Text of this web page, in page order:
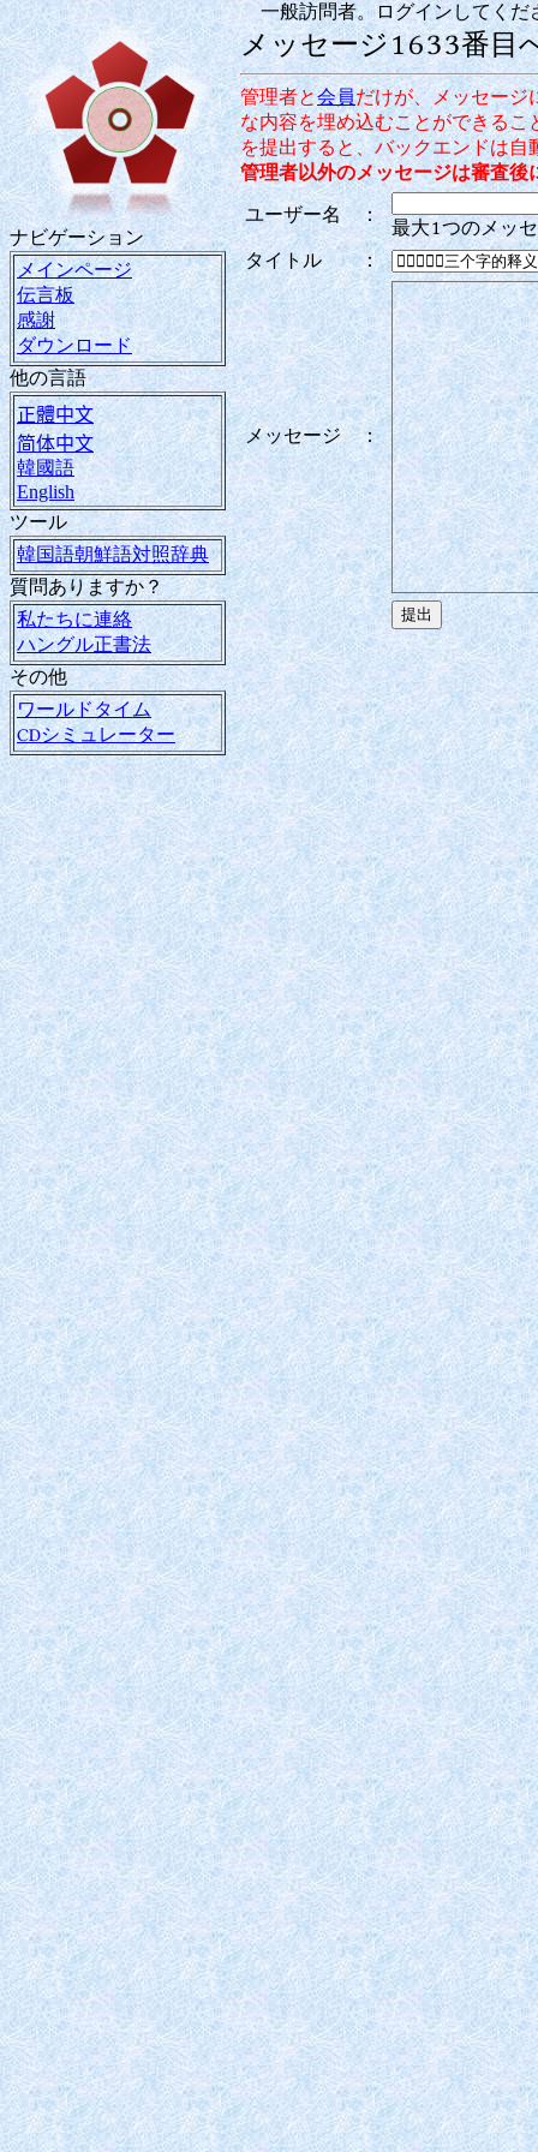
ナビゲーション
メインページ
伝言板
感謝
ダウンロード
他の言語
正體中文
简体中文
韓國語
English
ツール
韓国語朝鮮語対照辞典
質問ありますか？
私たちに連絡
ハングル正書法
その他
ワールドタイム
CDシミュレーター
一般訪問者。ログインしてく
メッセージ1633番目
管理者と会員だけが、メッセージ
な内容を埋め込むことができる
を提出すると、バックエンドは
管理者以外のメッセージは審査
ユーザー名 ：
最大1つのメッ
タイトル
：
メッセージ ：